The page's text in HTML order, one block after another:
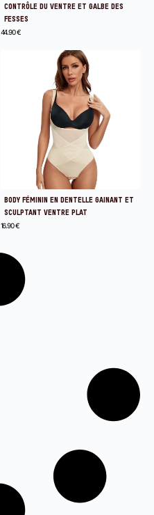
CONTRÔLE DU VENTRE ET GALBE DES
FESSES
44.90€
BODY FÉMININ EN DENTELLE GAINANT ET
SCULPTANT VENTRE PLAT
16.90€